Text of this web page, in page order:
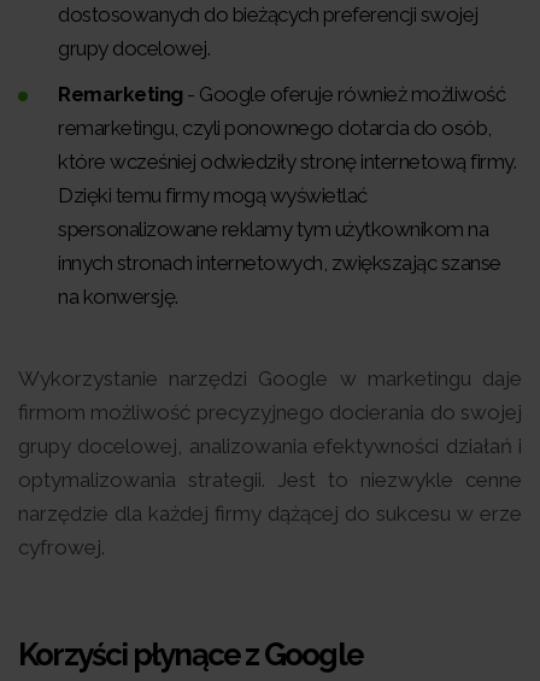
dostosowanych do bieżących preferencji swojej
grupy docelowej.
Remarketing - Google oferuje również możliwość
remarketingu, czyli ponownego dotarcia do osób,
które wcześniej odwiedziły stronę internetową firmy.
Dzięki temu firmy mogą wyświetlać
spersonalizowane reklamy tym użytkownikom na
innych stronach internetowych, zwiększając szanse
na konwersję.
Wykorzystanie narzędzi Google w marketingu daje
firmom możliwość precyzyjnego docierania do swojej
grupy docelowej, analizowania efektywności działań i
optymalizowania strategii. Jest to niezwykle cenne
narzędzie dla każdej firmy dążącej do sukcesu w erze
cyfrowej.
Korzyści płynące z Google